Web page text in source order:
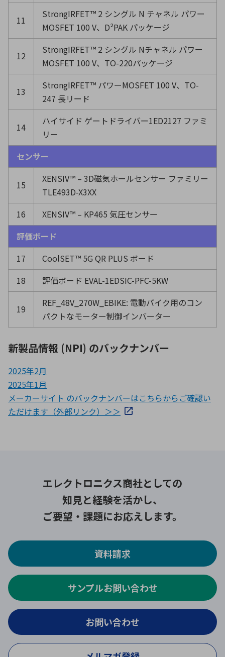
11
StrongIRFET™ 2 シングル N チャネル パワー
MOSFET 100 V、D²PAK パッケージ
12
StrongIRFET™ 2 シングル Nチャネル パワー
MOSFET 100 V、TO-220パッケージ
13
StrongIRFET™ パワーMOSFET 100 V、TO-
247 長リード
14
ハイサイド ゲートドライバー1ED2127 ファミ
リー
センサー
15
XENSIV™ – 3D磁気ホールセンサー ファミリー
TLE493D-X3XX
16
XENSIV™ – KP465 気圧センサー
評価ボード
17
CoolSET™ 5G QR PLUS ボード
18
評価ボード EVAL-1EDSIC-PFC-5KW
19
REF_48V_270W_EBIKE: 電動バイク用のコン
パクトなモーター制御インバーター
新製品情報 (NPI) のバックナンバー
2025年2月
2025年1月
メーカーサイト のバックナンバーはこちらからご確認い
ただけます（外部リンク）＞＞
エレクトロニクス商社としての
知見と経験を活かし、
ご要望・課題にお応えします。
資料請求
サンプルお問い合わせ
お問い合わせ